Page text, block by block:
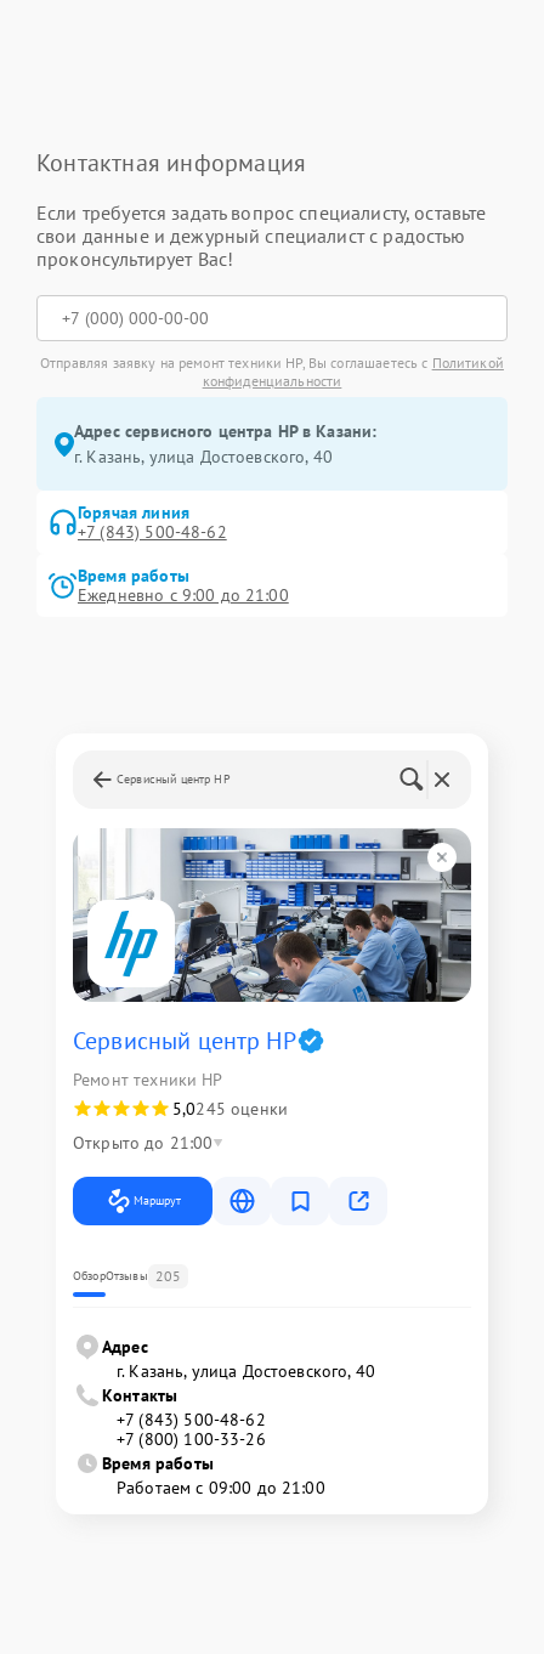
Контактная информация
Если требуется задать вопрос специалисту, оставьте
свои данные и дежурный специалист с радостью
проконсультирует Вас!
Отправляя заявку на ремонт техники HP, Вы соглашаетесь с Политикой
конфиденциальности
Адрес сервисного центра HP в Казани:
г. Казань, улица Достоевского, 40
Горячая линия
+7 (843) 500-48-62
Время работы
Ежедневно с 9:00 до 21:00
Сервисный центр HP
Сервисный центр HP
Ремонт техники HP
5,0245 оценки
Открыто до 21:00
Маршрут
ОбзорОтзывы 205
Адрес
г. Казань, улица Достоевского, 40
Контакты
+7 (843) 500-48-62
+7 (800) 100-33-26
Время работы
Работаем с 09:00 до 21:00